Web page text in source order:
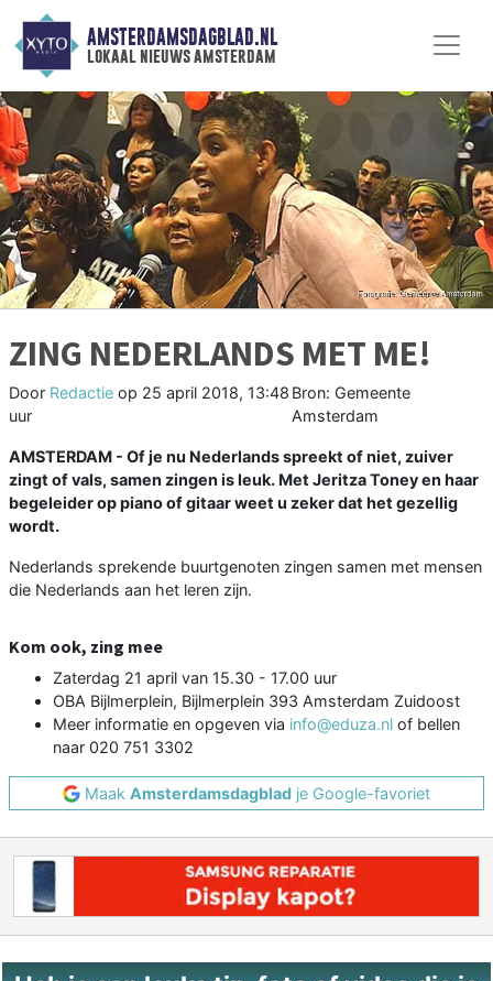
AMSTERDAMSDAGBLAD.NL
lokaal nieuws amsterdam
ZING NEDERLANDS MET ME!
Door Redactie op 25 april 2018, 13:48
uur
Bron: Gemeente
Amsterdam
AMSTERDAM - Of je nu Nederlands spreekt of niet, zuiver
zingt of vals, samen zingen is leuk. Met Jeritza Toney en haar
begeleider op piano of gitaar weet u zeker dat het gezellig
wordt.
Nederlands sprekende buurtgenoten zingen samen met mensen
die Nederlands aan het leren zijn.
Kom ook, zing mee
Zaterdag 21 april van 15.30 - 17.00 uur
OBA Bijlmerplein, Bijlmerplein 393 Amsterdam Zuidoost
Meer informatie en opgeven via info@eduza.nl of bellen
naar 020 751 3302
Maak Amsterdamsdagblad je Google-favoriet